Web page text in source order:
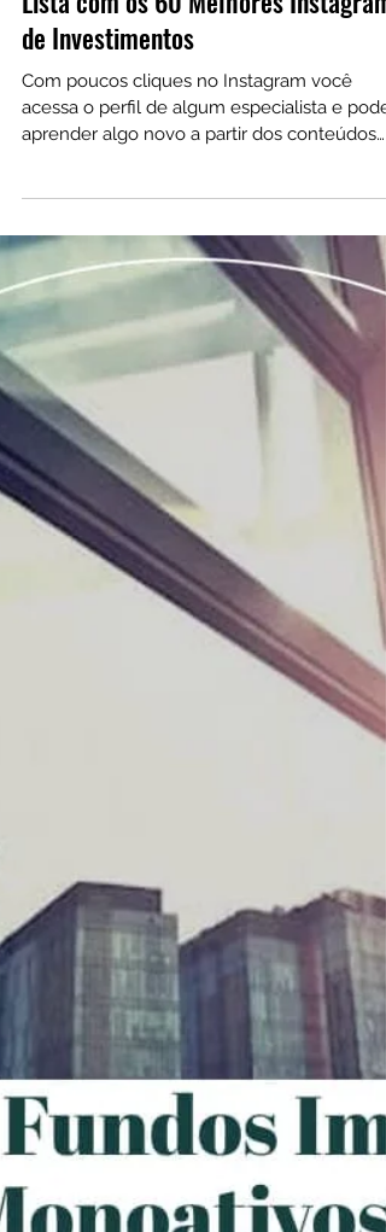
Lista com os 60 Melhores Instagram
de Investimentos
Com poucos cliques no Instagram você
acessa o perfil de algum especialista e pode
aprender algo novo a partir dos conteúdos
compartilhados.